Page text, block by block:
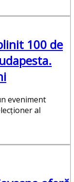
100 de
eveniment
al